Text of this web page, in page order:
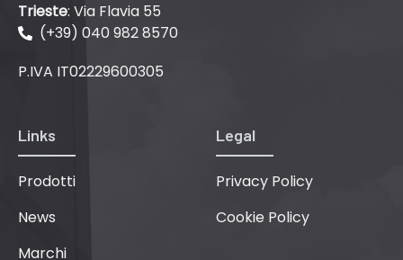
Trieste: Via Flavia 55
(+39) 040 982 8570
P.IVA IT02229600305
Links
Prodotti
News
Marchi
Legal
Privacy Policy
Cookie Policy